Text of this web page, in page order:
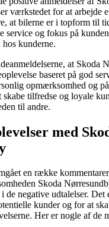
værkstedet for at arbejde
at bilerne er i topform til
service og fokus på
kunderne.
at Skoda
baseret på god
opmærksomhed og
tilfredse og loyale
til andre.
med
en række
Skoda
de negative udtalelser.
kunder og for at
Her er nogle af de